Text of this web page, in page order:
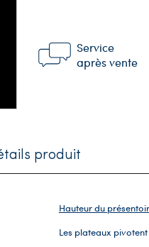
Service
après vente
produit
Hauteur du
Les plateaux